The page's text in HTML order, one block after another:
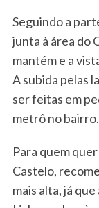
Seguindo a
junta à área do
mantém e a
A subida pelas
ser feitas em
metrô no bairro.
Para quem
Castelo,
mais alta, já